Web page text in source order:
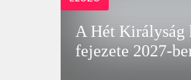
A Hét Királyság
fejezete 2027-